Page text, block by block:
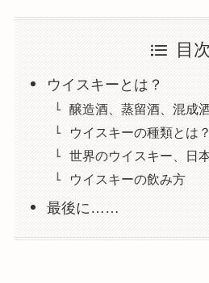
目次
ウイスキーとは？
醸造酒、蒸留酒、混成
ウイスキーの種類とは？
世界のウイスキー、日
ウイスキーの飲み方
最後に……